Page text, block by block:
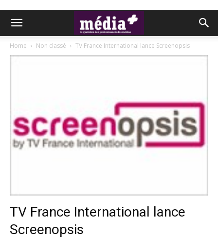
Home Non classé TV France International lance Screenopsis
TV France International lance
Screenopsis